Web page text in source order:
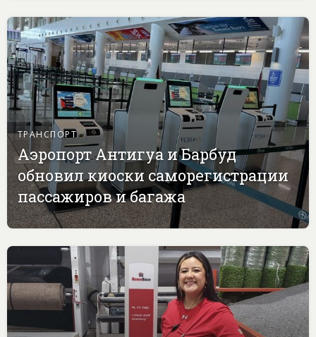
ТРАНСПОРТ
Аэропорт Антигуа и Барбуд
обновил киоски саморегистрации
пассажиров и багажа